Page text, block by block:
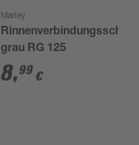
Marley
Rinnenverbindungsschale
grau RG 125
8,99 €